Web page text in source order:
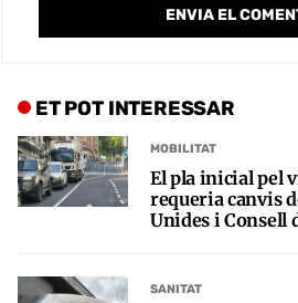
ET POT INTERESSAR
MOBILITAT
El pla inicial pel
requeria canvis
Unides i Consell
SANITAT